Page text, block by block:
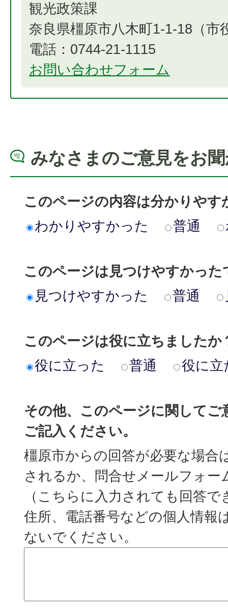
観光政策課
奈良県橿原市八木町1-1-18（市
電話：0744-21-1115
お問い合わせフォーム
みなさまのご意見をお
このページの内容は分かりやす
わかりやすかった
普通
このページは見つけやすかった
見つけやすかった
普通
このページは役に立ちましたか
役に立った
普通 役に立
その他、このページに関してご
ご記入ください。
橿原市からの回答が必要な場合
されるか、問合せメールフォー
（こちらに入力されても回答
住所、電話番号などの個人情報
ないでください。